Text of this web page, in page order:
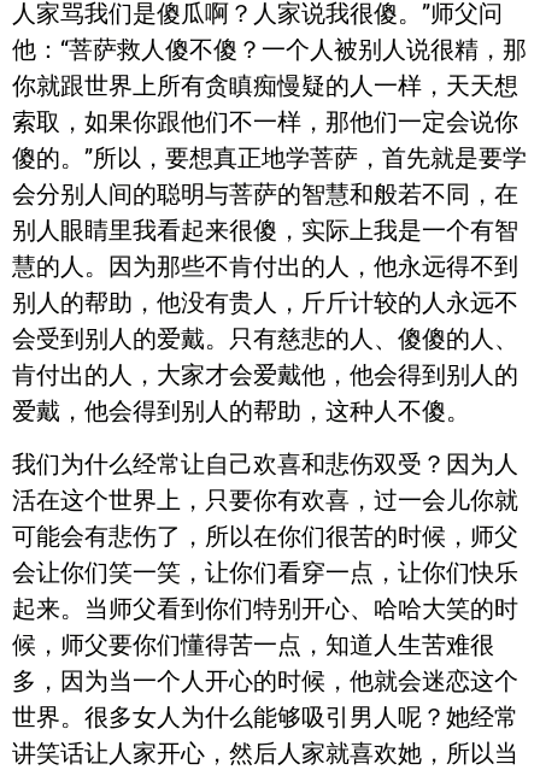
人家骂我们是傻瓜啊？人家说我很傻。”师父问
他：“菩萨救人傻不傻？一个人被别人说很精，那
你就跟世界上所有贪瞋痴慢疑的人一样，天天想
索取，如果你跟他们不一样，那他们一定会说你
傻的。”所以，要想真正地学菩萨，首先就是要学
会分别人间的聪明与菩萨的智慧和般若不同，在
别人眼睛里我看起来很傻，实际上我是一个有智
慧的人。因为那些不肯付出的人，他永远得不到
别人的帮助，他没有贵人，斤斤计较的人永远不
会受到别人的爱戴。只有慈悲的人、傻傻的人、
肯付出的人，大家才会爱戴他，他会得到别人的
爱戴，他会得到别人的帮助，这种人不傻。
我们为什么经常让自己欢喜和悲伤双受？因为人
活在这个世界上，只要你有欢喜，过一会儿你就
可能会有悲伤了，所以在你们很苦的时候，师父
会让你们笑一笑，让你们看穿一点，让你们快乐
起来。当师父看到你们特别开心、哈哈大笑的时
候，师父要你们懂得苦一点，知道人生苦难很
多，因为当一个人开心的时候，他就会迷恋这个
世界。很多女人为什么能够吸引男人呢？她经常
讲笑话让人家开心，然后人家就喜欢她，所以当